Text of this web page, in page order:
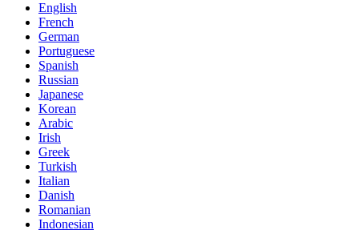
English
French
German
Portuguese
Spanish
Russian
Japanese
Korean
Arabic
Irish
Greek
Turkish
Italian
Danish
Romanian
Indonesian